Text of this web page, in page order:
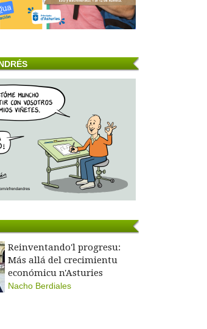
Reinventando'l progresu:
Más allá del crecimientu
económicu n'Asturies
Nacho Berdiales